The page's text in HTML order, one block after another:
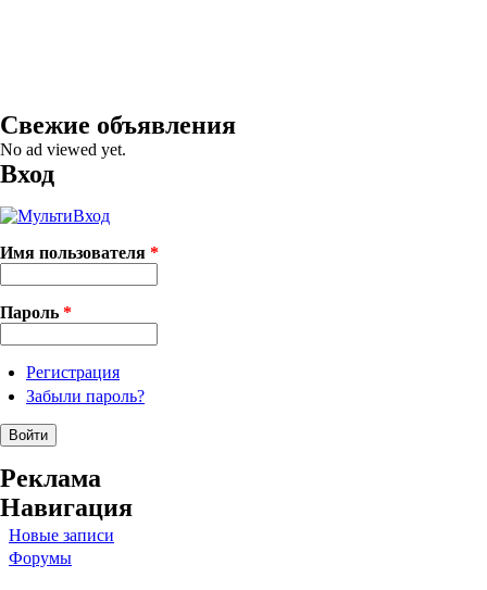
Свежие объявления
No ad viewed yet.
Вход
Имя пользователя *
Пароль *
Регистрация
Забыли пароль?
Реклама
Навигация
Новые записи
Форумы